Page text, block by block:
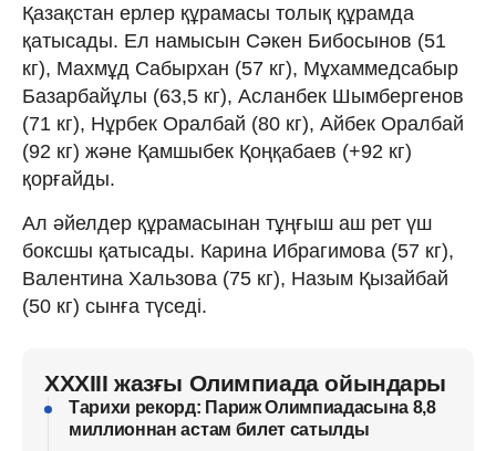
Қазақстан ерлер құрамасы толық құрамда
қатысады. Ел намысын Сәкен Бибосынов (51
кг), Махмұд Сабырхан (57 кг), Мұхаммедсабыр
Базарбайұлы (63,5 кг), Асланбек Шымбергенов
(71 кг), Нұрбек Оралбай (80 кг), Айбек Оралбай
(92 кг) және Қамшыбек Қоңқабаев (+92 кг)
қорғайды.
Ал әйелдер құрамасынан тұңғыш аш рет үш
боксшы қатысады. Карина Ибрагимова (57 кг),
Валентина Хальзова (75 кг), Назым Қызайбай
(50 кг) сынға түседі.
XXXIII жазғы Олимпиада ойындары
Тарихи рекорд: Париж Олимпиадасына 8,8
миллионнан астам билет сатылды